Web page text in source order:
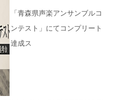
「青森県声楽アンサンブルコ
ンテスト」にてコンプリート
達成ス